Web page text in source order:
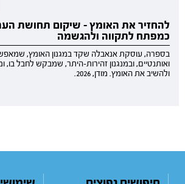
להחזיר את האומץ - שיקום תחושת
כמפתח לתקווה ולהגשמה
בספרה, עוסקת אנאבלה שקד במגנון האומץ,
ואותנטיים, ובמנגנון זהירות-היתר, שמבקש לחבל בו,
ולהשיב את האומץ. מודן, 2026.